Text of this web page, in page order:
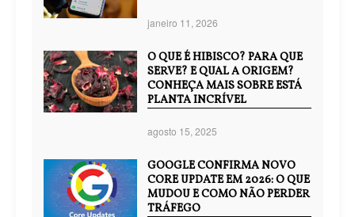
janeiro 11, 2026
O QUE É HIBISCO? PARA QUE
SERVE? E QUAL A ORIGEM?
CONHEÇA MAIS SOBRE ESTÁ
PLANTA INCRÍVEL
agosto 15, 2025
GOOGLE CONFIRMA NOVO
CORE UPDATE EM 2026: O QUE
MUDOU E COMO NÃO PERDER
TRÁFEGO